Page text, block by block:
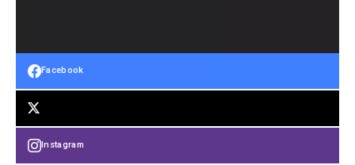
Facebook
Instagram